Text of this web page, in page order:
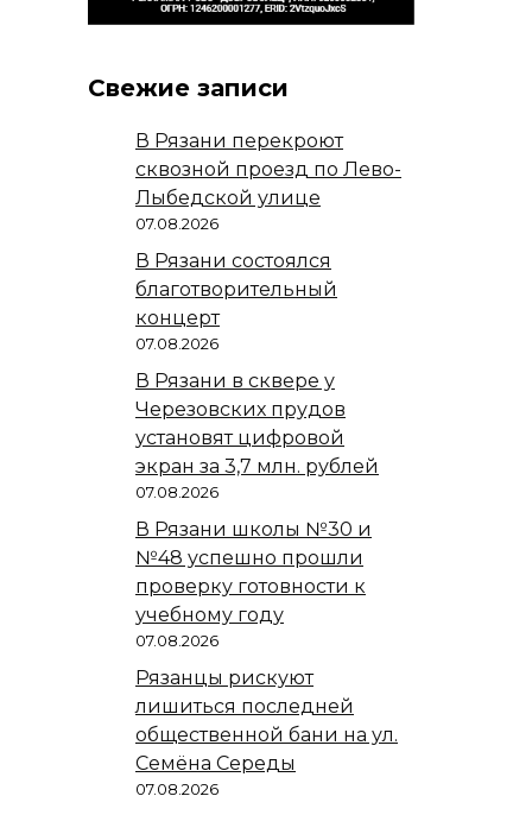
Свежие записи
В Рязани перекроют
сквозной проезд по Лево-
Лыбедской улице
07.08.2026
В Рязани состоялся
благотворительный
концерт
07.08.2026
В Рязани в сквере у
Черезовских прудов
установят цифровой
экран за 3,7 млн. рублей
07.08.2026
В Рязани школы №30 и
№48 успешно прошли
проверку готовности к
учебному году
07.08.2026
Рязанцы рискуют
лишиться последней
общественной бани на ул.
Семёна Середы
07.08.2026